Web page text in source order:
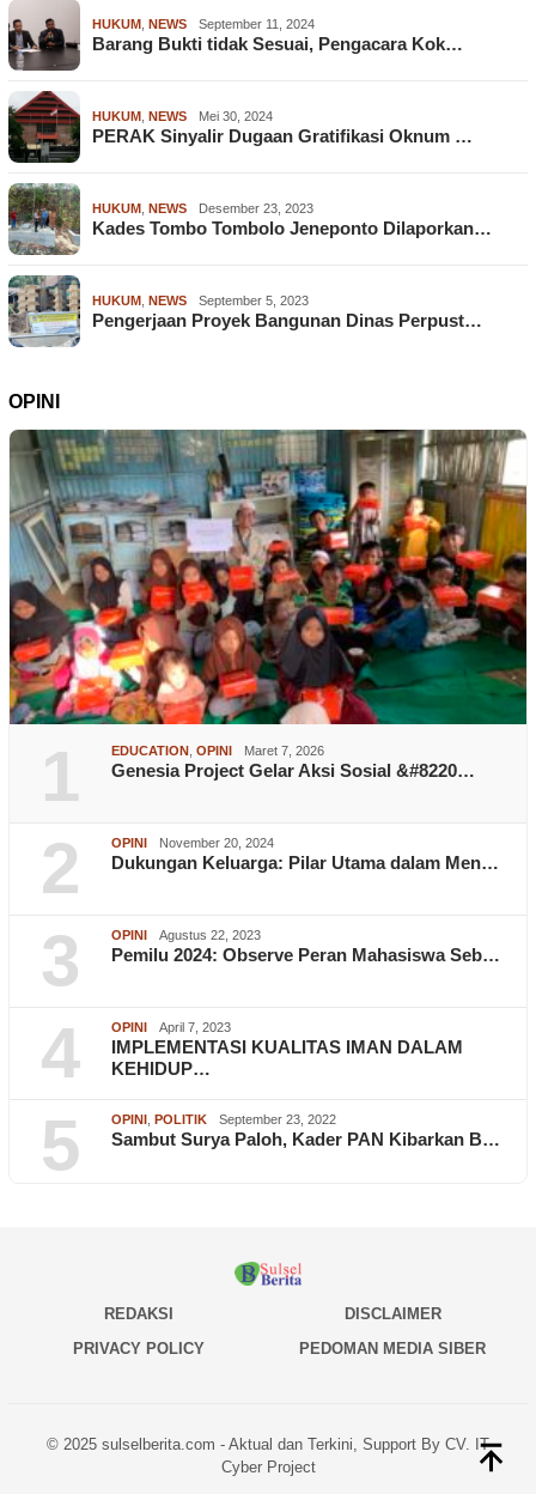
HUKUM NEWS September 11, 2024
Barang Bukti tidak Sesuai, Pengacara Kok…
HUKUM NEWS Mei 30, 2024
PERAK Sinyalir Dugaan Gratifikasi Oknum …
HUKUM NEWS Desember 23, 2023
Kades Tombo Tombolo Jeneponto Dilaporkan…
HUKUM NEWS September 5, 2023
Pengerjaan Proyek Bangunan Dinas Perpust…
OPINI
1 EDUCATION OPINI Maret 7, 2026
Genesia Project Gelar Aksi Sosial &#8220…
2 OPINI November 20, 2024
Dukungan Keluarga: Pilar Utama dalam Men…
3 OPINI Agustus 22, 2023
Pemilu 2024: Observe Peran Mahasiswa Seb…
4 OPINI April 7, 2023
IMPLEMENTASI KUALITAS IMAN DALAM
KEHIDUP…
5 OPINI POLITIK September 23, 2022
Sambut Surya Paloh, Kader PAN Kibarkan B…
REDAKSI
DISCLAIMER
PRIVACY POLICY
PEDOMAN MEDIA SIBER
© 2025 sulselberita.com - Aktual dan Terkini, Support By CV. IT
Cyber Project